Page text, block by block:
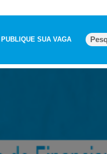
PUBLIQUE SUA VAGA